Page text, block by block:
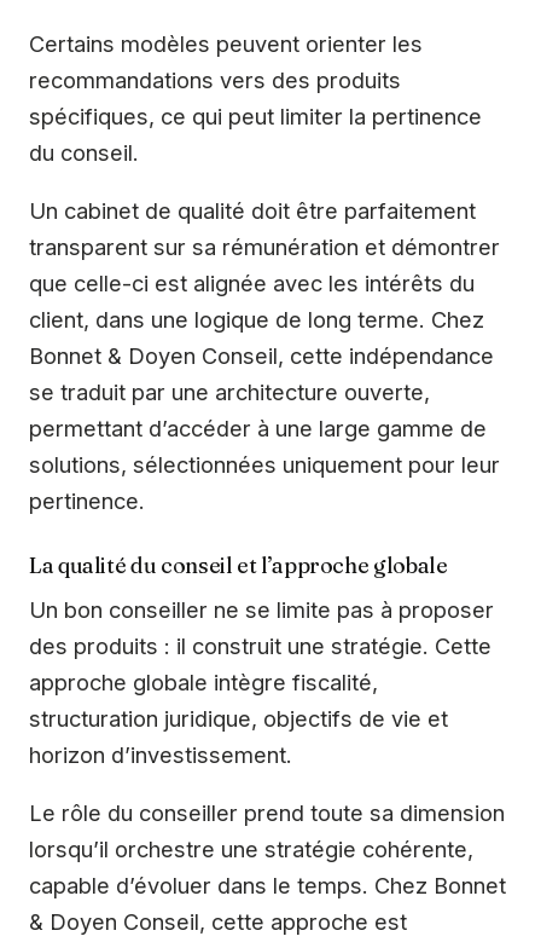
Certains modèles peuvent orienter les
recommandations vers des produits
spécifiques, ce qui peut limiter la pertinence
du conseil.
Un cabinet de qualité doit être parfaitement
transparent sur sa rémunération et démontrer
que celle-ci est alignée avec les intérêts du
client, dans une logique de long terme. Chez
Bonnet & Doyen Conseil, cette indépendance
se traduit par une architecture ouverte,
permettant d’accéder à une large gamme de
solutions, sélectionnées uniquement pour leur
pertinence.
La qualité du conseil et l’approche globale
Un bon conseiller ne se limite pas à proposer
des produits : il construit une stratégie. Cette
approche globale intègre fiscalité,
structuration juridique, objectifs de vie et
horizon d’investissement.
Le rôle du conseiller prend toute sa dimension
lorsqu’il orchestre une stratégie cohérente,
capable d’évoluer dans le temps. Chez Bonnet
& Doyen Conseil, cette approche est